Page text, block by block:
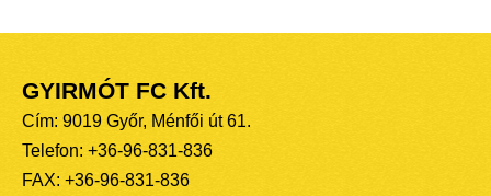
GYIRMÓT FC Kft.
Cím: 9019 Győr, Ménfői út 61.
Telefon: +36-96-831-836
FAX: +36-96-831-836